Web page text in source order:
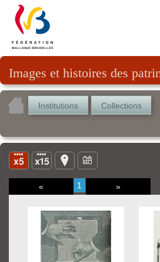
Images et histoires des
Institutions Collections
« 1 »